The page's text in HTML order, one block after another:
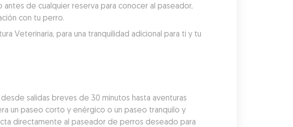
de cualquier reserva para conocer al paseador,
con tu perro.
Veterinaria, para una tranquilidad adicional para ti y tu
salidas breves de 30 minutos hasta aventuras
un paseo corto y enérgico o un paseo tranquilo y
directamente al paseador de perros deseado para